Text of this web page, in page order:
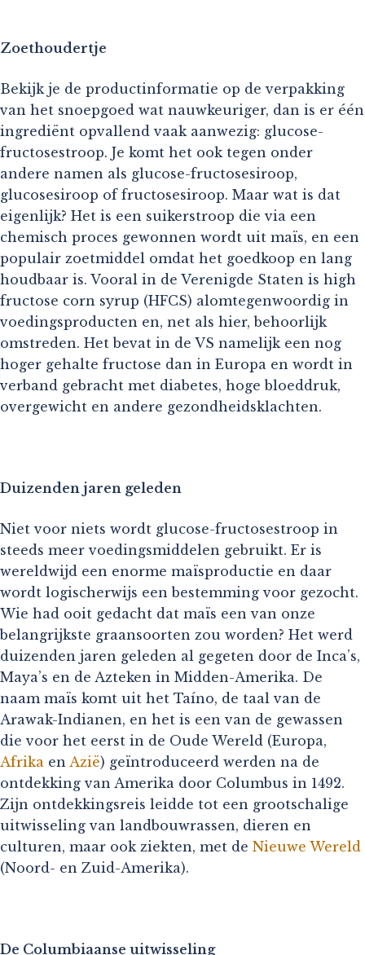
Zoethoudertje
Bekijk je de productinformatie op de verpakking
van het snoepgoed wat nauwkeuriger, dan is er één
ingrediënt opvallend vaak aanwezig: glucose-
fructosestroop. Je komt het ook tegen onder
andere namen als glucose-fructosesiroop,
glucosesiroop of fructosesiroop. Maar wat is dat
eigenlijk? Het is een suikerstroop die via een
chemisch proces gewonnen wordt uit maïs, en een
populair zoetmiddel omdat het goedkoop en lang
houdbaar is. Vooral in de Verenigde Staten is high
fructose corn syrup (HFCS) alomtegenwoordig in
voedingsproducten en, net als hier, behoorlijk
omstreden. Het bevat in de VS namelijk een nog
hoger gehalte fructose dan in Europa en wordt in
verband gebracht met diabetes, hoge bloeddruk,
overgewicht en andere gezondheidsklachten.
Duizenden jaren geleden
Niet voor niets wordt glucose-fructosestroop in
steeds meer voedingsmiddelen gebruikt. Er is
wereldwijd een enorme maïsproductie en daar
wordt logischerwijs een bestemming voor gezocht.
Wie had ooit gedacht dat maïs een van onze
belangrijkste graansoorten zou worden? Het werd
duizenden jaren geleden al gegeten door de Inca’s,
Maya’s en de Azteken in Midden-Amerika. De
naam maïs komt uit het Taíno, de taal van de
Arawak-Indianen, en het is een van de gewassen
die voor het eerst in de Oude Wereld (Europa,
Afrika en Azië) geïntroduceerd werden na de
ontdekking van Amerika door Columbus in 1492.
Zijn ontdekkingsreis leidde tot een grootschalige
uitwisseling van landbouwrassen, dieren en
culturen, maar ook ziekten, met de Nieuwe Wereld
(Noord- en Zuid-Amerika).
De Columbiaanse uitwisseling